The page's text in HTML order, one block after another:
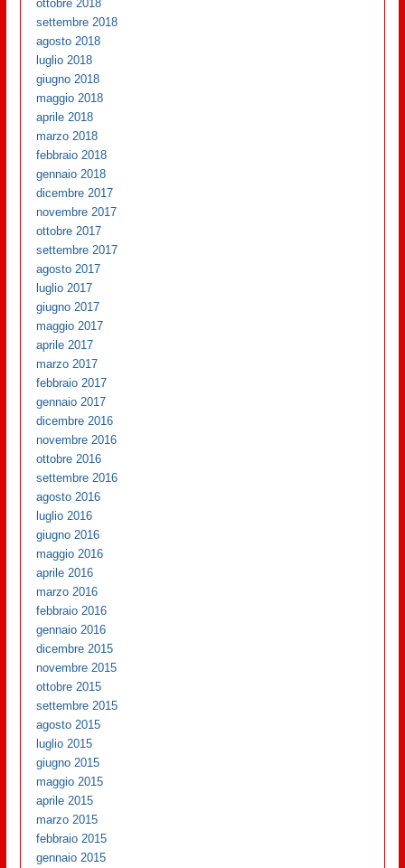
ottobre 2018
settembre 2018
agosto 2018
luglio 2018
giugno 2018
maggio 2018
aprile 2018
marzo 2018
febbraio 2018
gennaio 2018
dicembre 2017
novembre 2017
ottobre 2017
settembre 2017
agosto 2017
luglio 2017
giugno 2017
maggio 2017
aprile 2017
marzo 2017
febbraio 2017
gennaio 2017
dicembre 2016
novembre 2016
ottobre 2016
settembre 2016
agosto 2016
luglio 2016
giugno 2016
maggio 2016
aprile 2016
marzo 2016
febbraio 2016
gennaio 2016
dicembre 2015
novembre 2015
ottobre 2015
settembre 2015
agosto 2015
luglio 2015
giugno 2015
maggio 2015
aprile 2015
marzo 2015
febbraio 2015
gennaio 2015